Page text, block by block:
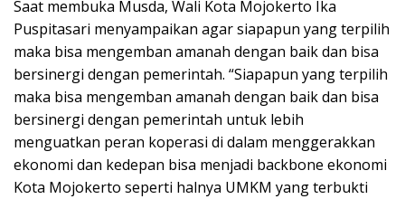
Saat membuka Musda, Wali Kota Mojokerto Ika
Puspitasari menyampaikan agar siapapun yang terpilih
maka bisa mengemban amanah dengan baik dan bisa
bersinergi dengan pemerintah. “Siapapun yang terpilih
maka bisa mengemban amanah dengan baik dan bisa
bersinergi dengan pemerintah untuk lebih
menguatkan peran koperasi di dalam menggerakkan
ekonomi dan kedepan bisa menjadi backbone ekonomi
Kota Mojokerto seperti halnya UMKM yang terbukti